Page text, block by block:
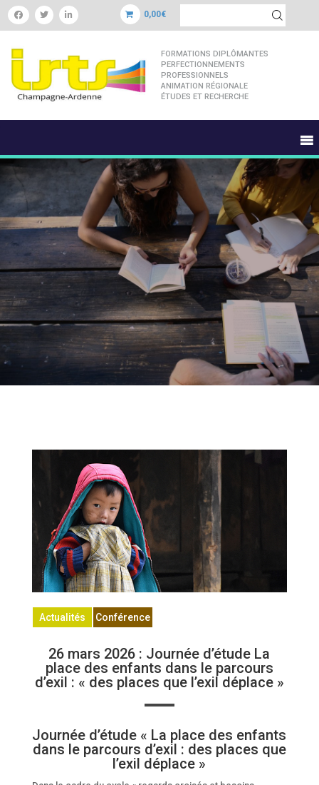
0,00€
FORMATIONS DIPLÔMANTES
PERFECTIONNEMENTS
PROFESSIONNELS
ANIMATION RÉGIONALE
ÉTUDES ET RECHERCHE
Actualités Conférence
26 mars 2026 : Journée d’étude La
place des enfants dans le parcours
d’exil : « des places que l’exil déplace »
Journée d’étude « La place des enfants
dans le parcours d’exil : des places que
l’exil déplace »